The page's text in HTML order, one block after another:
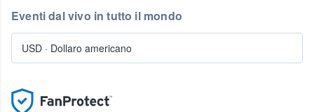
Eventi dal vivo in tutto il mondo
USD · Dollaro americano